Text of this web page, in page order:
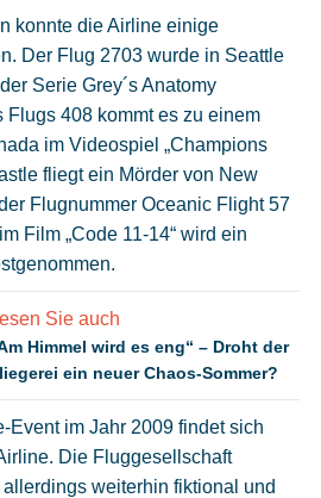
konnte die Airline einige
Der Flug 2703 wurde in Seattle
Serie Grey´s Anatomy
Flugs 408 kommt es zu einem
im Videospiel „Champions
fliegt ein Mörder von New
Flugnummer Oceanic Flight 57
Film „Code 11-14“ wird ein
Sie auch
Himmel wird es eng“ – Droht der
ein neuer Chaos-Sommer?
Event im Jahr 2009 findet sich
Die Fluggesellschaft
weiterhin fiktional und